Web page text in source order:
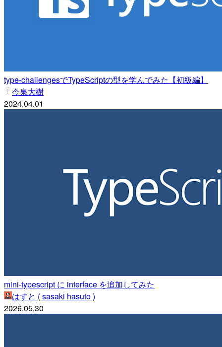
type-challengesでTypeScriptの型を学んでみた【初級編】
今泉大樹
2024.04.01
mini-typescript に interface を追加してみた
はすと ( sasaki hasuto )
2026.05.30